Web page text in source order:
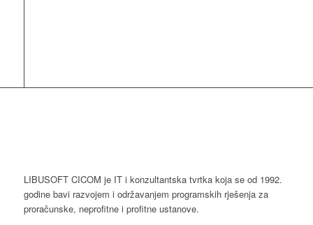
LIBUSOFT CICOM je IT i konzultantska tvrtka koja se od 1992.
godine bavi razvojem i održavanjem programskih rješenja za
proračunske, neprofitne i profitne ustanove.